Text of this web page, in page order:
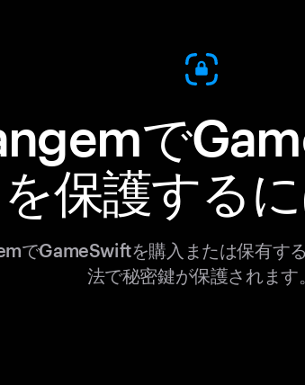
で
を保護する
でGameSwiftを購入または保有す
法で秘密鍵が保護されます。